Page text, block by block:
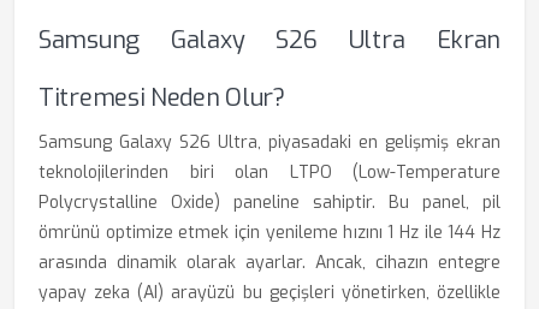
Samsung Galaxy S26 Ultra Ekran
Titremesi Neden Olur?
Samsung Galaxy S26 Ultra, piyasadaki en gelişmiş ekran
teknolojilerinden biri olan LTPO (Low-Temperature
Polycrystalline Oxide) paneline sahiptir. Bu panel, pil
ömrünü optimize etmek için yenileme hızını 1 Hz ile 144 Hz
arasında dinamik olarak ayarlar. Ancak, cihazın entegre
yapay zeka (AI) arayüzü bu geçişleri yönetirken, özellikle